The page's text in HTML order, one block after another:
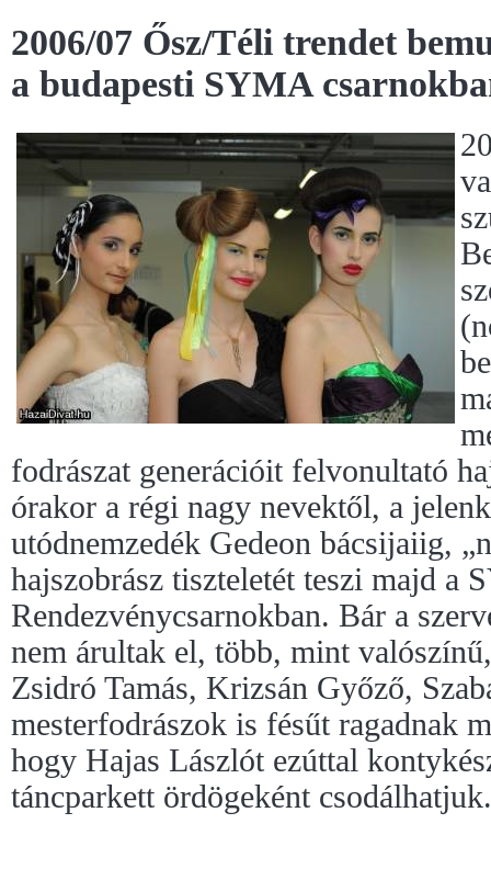
2006/07 Ősz/Téli trendet
a budapesti SYMA
fodrászat generációit felvonultató
órakor a régi nagy nevektől, a
utódnemzedék Gedeon bácsijaiig,
hajszobrász tiszteletét teszi majd a
Rendezvénycsarnokban. Bár a
nem árultak el, több, mint
Zsidró Tamás, Krizsán Győző,
mesterfodrászok is fésűt ragadnak
hogy Hajas Lászlót ezúttal
táncparkett ördögeként csodálhatjuk.